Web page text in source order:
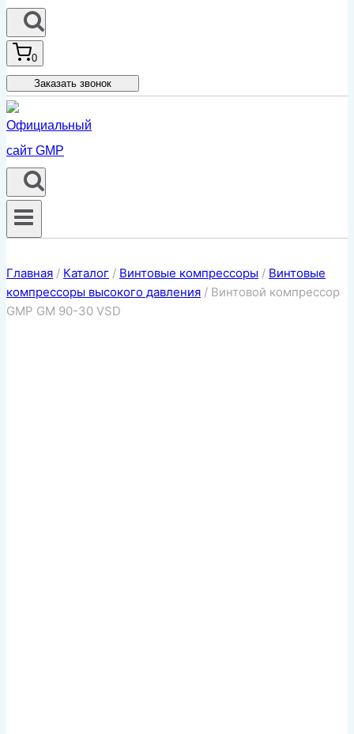
0
Заказать звонок
Главная / Каталог / Винтовые компрессоры / Винтовые
компрессоры высокого давления / Винтовой компрессор
GMP GM 90-30 VSD